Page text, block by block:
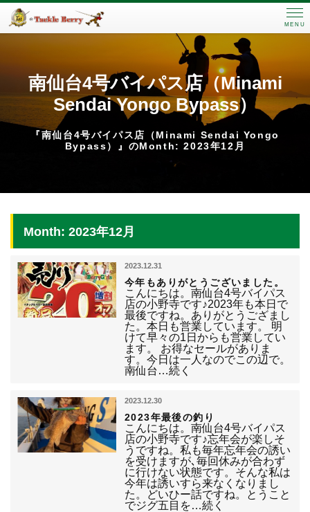
MENU
南仙台4号バイパス店（Minami
Sendai Yongo Bypass）
『南仙台4号バイパス店（Minami Sendai Yongo
Bypass）』のMonth: 2023年12月
Month: 2023年12月
2023.12.31
今年もありがとうございました。
こんにちは。南仙台4号バイパス
店の小野寺です♪2023年も本日で
最後ですね。ありがとうござまし
た。本日も営業しています。 明
けて早々の1日からも営業してい
ます。 お得なセールがありま
す。今日は一人なのでこの辺で。
南仙台…続く
2023.12.30
2023年最後の釣り
こんにちは。南仙台4号バイパス
店の小野寺です♪忘年会が楽しそ
うですね。私も毎年忘年会の誘い
を受けますが､毎回休みが合わず
に行けない状態です。そんな私は
今年は誘いすら来なくなりまし
た。どいひー話ですね。とうこと
でジグ五目を…続く